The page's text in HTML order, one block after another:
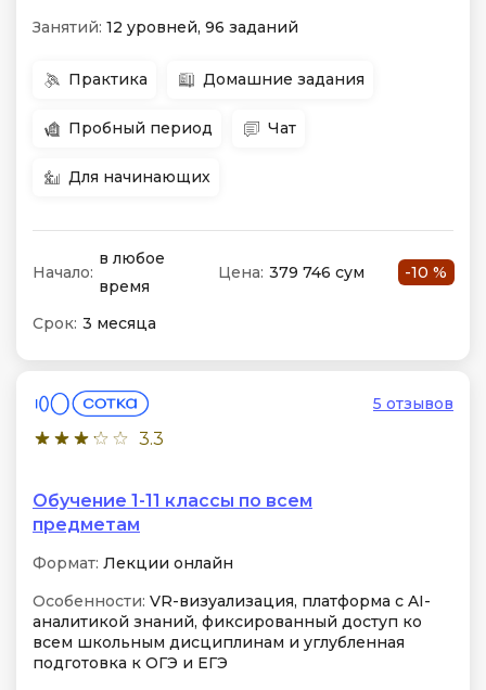
Занятий: 12 уровней, 96 заданий
Практика Домашние задания
Пробный период Чат
Для начинающих
Начало:
в любое
время
Цена: 379 746 сум -10 %
Срок: 3 месяца
3.3
5 отзывов
Обучение 1-11 классы по всем
предметам
Формат: Лекции онлайн
Особенности: VR-визуализация, платформа с AI-
аналитикой знаний, фиксированный доступ ко
всем школьным дисциплинам и углубленная
подготовка к ОГЭ и ЕГЭ